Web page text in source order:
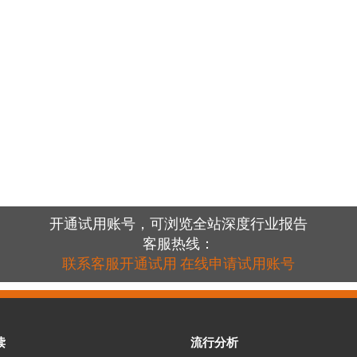
开通试用账号，可浏览全站深度行业报告
客服热线：
联系客服开通试用 在线申请试用账号
流行分析